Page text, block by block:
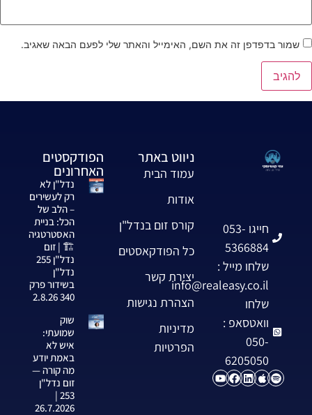
שמור בדפדפן זה את השם, האימייל והאתר שלי לפעם הבאה שאגיב.
חייגו 053-
5366884
שלחו מייל :
info@realeasy.co.il
שלחו
וואטסאפ :
050-
6205050
ניווט באתר
עמוד הבית
אודות
קורס זום בנדל"ן
כל הפודקאסטים
יצירת קשר
הצהרת נגישות
מדיניות
הפרטיות
הפודקסטים
האחרונים
נדל"ן לא
רק לעשירים
– הלב של
הכל: בניית
האסטרטגיה
🏗️ | זום
נדל"ן 255
נדל"ן
בשידור פרק
340 2.8.26
שוק
שמועתי:
איש לא
באמת יודע
מה קורה —
זום נדל"ן
253 |
26.7.2026